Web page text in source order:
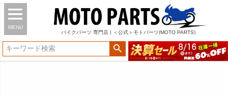
MENU
バイク パーツ 専門店 | ＜公式＞モトパーツ(MOTO PARTS)